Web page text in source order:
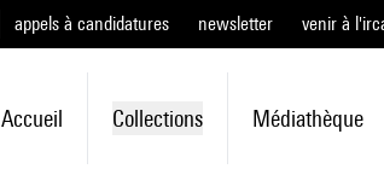
appels à candidatures newsletter venir à
Accueil Collections Médiathèque